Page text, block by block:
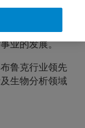
进展，以及面
促进我国有机
业的发展。
鲁克行业领先
生物分析领域